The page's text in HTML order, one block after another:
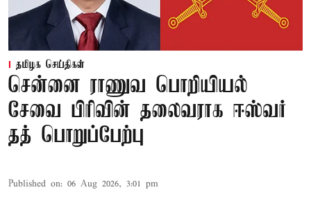
தமிழக செய்திகள்
சென்னை ராணுவ பொறியியல்
சேவை பிரிவின் தலைவராக ஈஸ்வர்
தத் பொறுப்பேற்பு
Published on: 06 Aug 2026, 3:01 pm